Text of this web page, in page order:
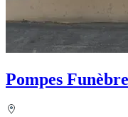
Pompes